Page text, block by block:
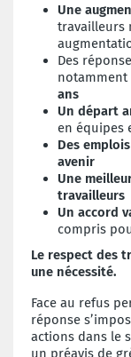
Une
travailleurs
Des
notamment
ans
Un départ
en équipes
Des
avenir
Une
travailleurs
Un accord
compris
Le respect des
une nécessité.
Face au refus
réponse
actions dans le
un préavis de